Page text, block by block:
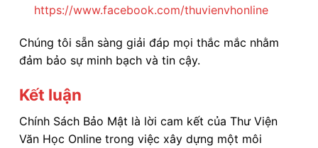
https://www.facebook.com/thuvienvhonline
Chúng tôi sẵn sàng giải đáp mọi thắc mắc nhằm
đảm bảo sự minh bạch và tin cậy.
Kết luận
Chính Sách Bảo Mật là lời cam kết của Thư Viện
Văn Học Online trong việc xây dựng một môi